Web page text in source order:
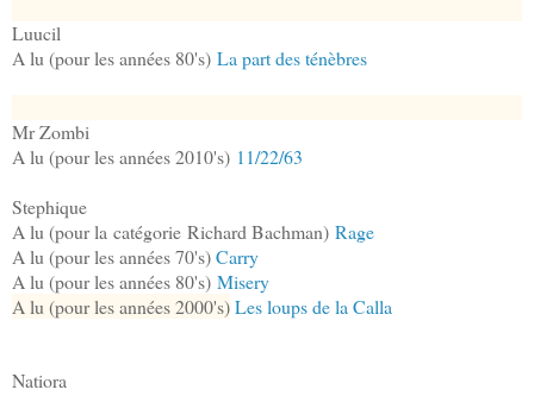
Luucil
A lu (pour les années 80's) La part des ténèbres
Mr Zombi
A lu (pour les années 2010's) 11/22/63
Stephique
A lu (pour la catégorie Richard Bachman) Rage
A lu (pour les années 70's)Carry
A lu (pour les années 80's) Misery
A lu (pour les années 2000's)Les loups de la Calla
Natiora